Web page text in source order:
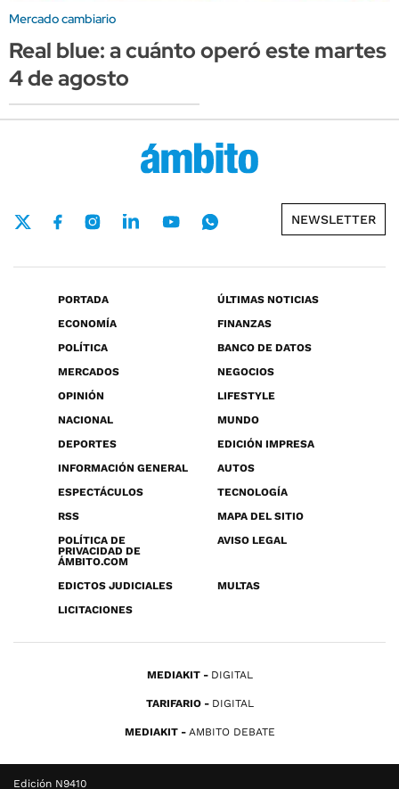
Mercado cambiario
Real blue: a cuánto operó este martes
4 de agosto
NEWSLETTER
PORTADA
ÚLTIMAS NOTICIAS
ECONOMÍA
FINANZAS
POLÍTICA
BANCO DE DATOS
MERCADOS
NEGOCIOS
OPINIÓN
LIFESTYLE
NACIONAL
MUNDO
DEPORTES
EDICIÓN IMPRESA
INFORMACIÓN GENERAL
AUTOS
ESPECTÁCULOS
TECNOLOGÍA
RSS
MAPA DEL SITIO
POLÍTICA DE
PRIVACIDAD DE
ÁMBITO.COM
AVISO LEGAL
EDICTOS JUDICIALES
MULTAS
LICITACIONES
MEDIAKIT DIGITAL
TARIFARIO DIGITAL
MEDIAKIT AMBITO DEBATE
Edición N9410